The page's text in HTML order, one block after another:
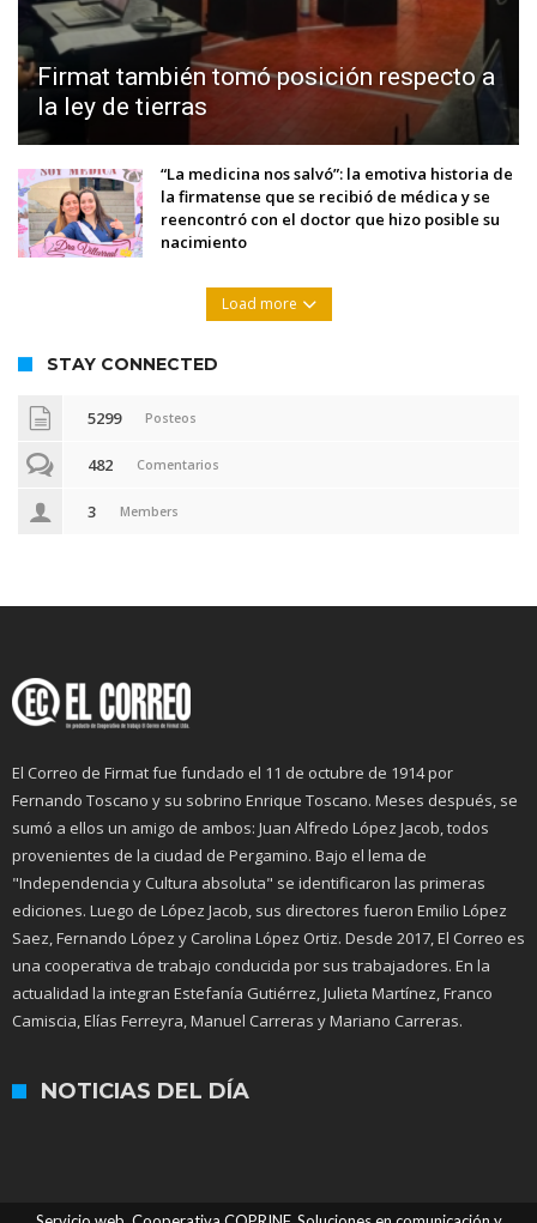
Firmat también tomó posición respecto a
la ley de tierras
“La medicina nos salvó”: la emotiva historia de
la firmatense que se recibió de médica y se
reencontró con el doctor que hizo posible su
nacimiento
Load more
STAY CONNECTED
5299 Posteos
482 Comentarios
3 Members
El Correo de Firmat fue fundado el 11 de octubre de 1914 por
Fernando Toscano y su sobrino Enrique Toscano. Meses después, se
sumó a ellos un amigo de ambos: Juan Alfredo López Jacob, todos
provenientes de la ciudad de Pergamino. Bajo el lema de
"Independencia y Cultura absoluta" se identificaron las primeras
ediciones. Luego de López Jacob, sus directores fueron Emilio López
Saez, Fernando López y Carolina López Ortiz. Desde 2017, El Correo es
una cooperativa de trabajo conducida por sus trabajadores. En la
actualidad la integran Estefanía Gutiérrez, Julieta Martínez, Franco
Camiscia, Elías Ferreyra, Manuel Carreras y Mariano Carreras.
NOTICIAS DEL DÍA